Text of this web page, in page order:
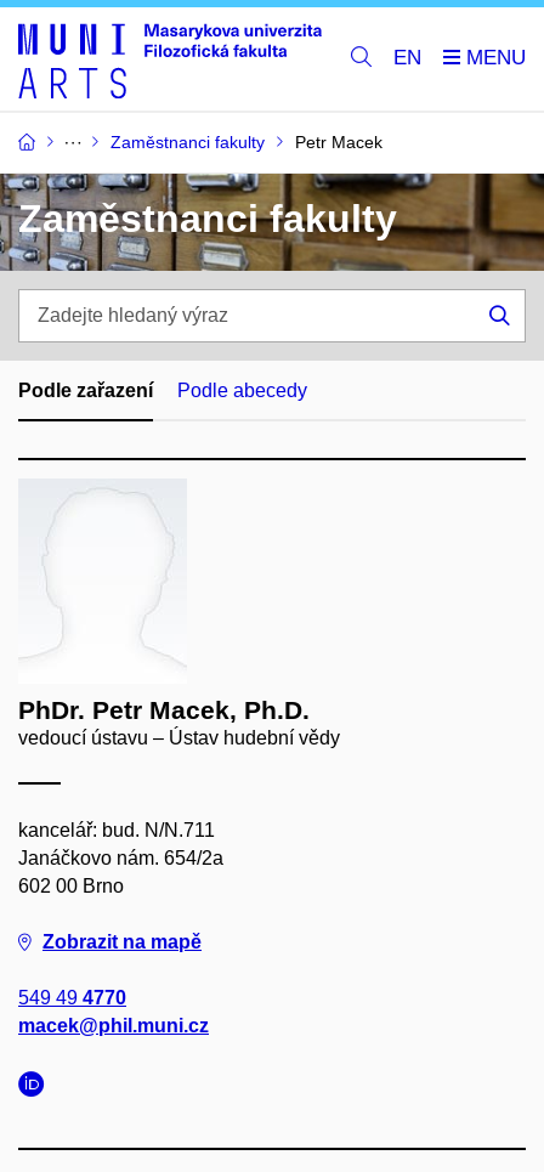
EN
Zaměstnanci fakulty Petr Macek
Zaměstnanci fakulty
hledaný
výraz
Podle zařazení Podle abecedy
PhDr. Petr Macek, Ph.D.
vedoucí ústavu – Ústav hudební vědy
kancelář: bud. N/N.711
Janáčkovo nám. 654/2a
602 00 Brno
Zobrazit na mapě
549 49 4770
macek@phil.muni.cz